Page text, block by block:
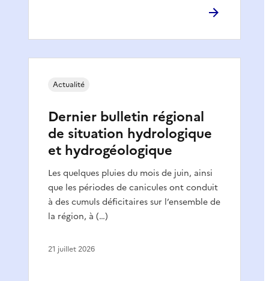
Dernier bulletin régional
de situation hydrologique
et hydrogéologique
Les quelques pluies du mois de juin, ainsi
que les périodes de canicules ont conduit
à des cumuls déficitaires sur l’ensemble de
la région, à (…)
Actualité
21 juillet 2026